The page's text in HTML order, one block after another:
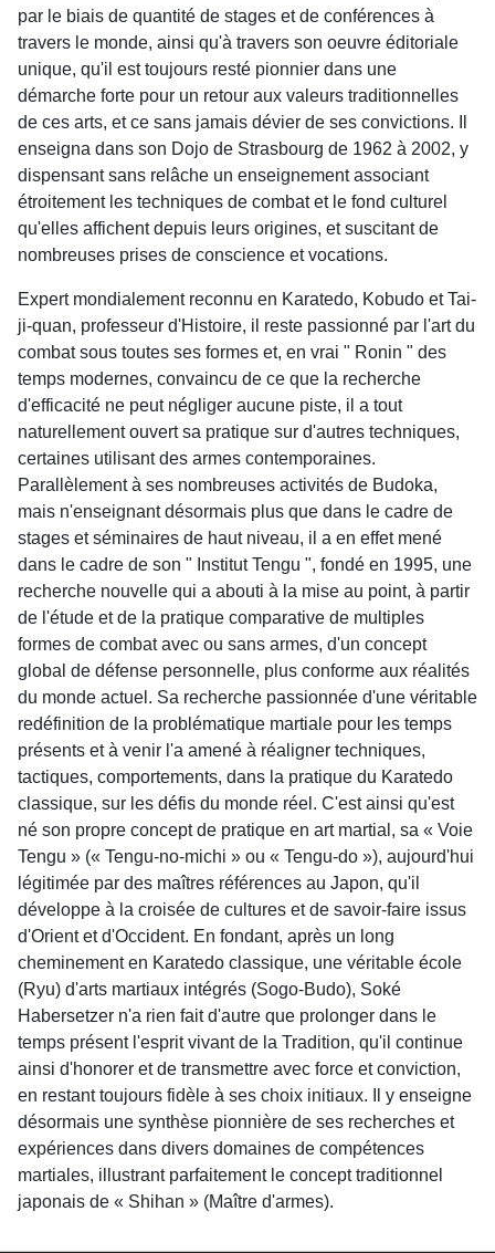
par le biais de quantité de stages et de conférences à
travers le monde, ainsi qu'à travers son oeuvre éditoriale
unique, qu'il est toujours resté pionnier dans une
démarche forte pour un retour aux valeurs traditionnelles
de ces arts, et ce sans jamais dévier de ses convictions. Il
enseigna dans son Dojo de Strasbourg de 1962 à 2002, y
dispensant sans relâche un enseignement associant
étroitement les techniques de combat et le fond culturel
qu'elles affichent depuis leurs origines, et suscitant de
nombreuses prises de conscience et vocations.
Expert mondialement reconnu en Karatedo, Kobudo et Tai-
ji-quan, professeur d'Histoire, il reste passionné par l'art du
combat sous toutes ses formes et, en vrai " Ronin " des
temps modernes, convaincu de ce que la recherche
d'efficacité ne peut négliger aucune piste, il a tout
naturellement ouvert sa pratique sur d'autres techniques,
certaines utilisant des armes contemporaines.
Parallèlement à ses nombreuses activités de Budoka,
mais n'enseignant désormais plus que dans le cadre de
stages et séminaires de haut niveau, il a en effet mené
dans le cadre de son " Institut Tengu ", fondé en 1995, une
recherche nouvelle qui a abouti à la mise au point, à partir
de l'étude et de la pratique comparative de multiples
formes de combat avec ou sans armes, d'un concept
global de défense personnelle, plus conforme aux réalités
du monde actuel. Sa recherche passionnée d'une véritable
redéfinition de la problématique martiale pour les temps
présents et à venir l'a amené à réaligner techniques,
tactiques, comportements, dans la pratique du Karatedo
classique, sur les défis du monde réel. C'est ainsi qu'est
né son propre concept de pratique en art martial, sa « Voie
Tengu » (« Tengu-no-michi » ou « Tengu-do »), aujourd'hui
légitimée par des maîtres références au Japon, qu'il
développe à la croisée de cultures et de savoir-faire issus
d'Orient et d'Occident. En fondant, après un long
cheminement en Karatedo classique, une véritable école
(Ryu) d'arts martiaux intégrés (Sogo-Budo), Soké
Habersetzer n'a rien fait d'autre que prolonger dans le
temps présent l'esprit vivant de la Tradition, qu'il continue
ainsi d'honorer et de transmettre avec force et conviction,
en restant toujours fidèle à ses choix initiaux. Il y enseigne
désormais une synthèse pionnière de ses recherches et
expériences dans divers domaines de compétences
martiales, illustrant parfaitement le concept traditionnel
japonais de « Shihan » (Maître d'armes).